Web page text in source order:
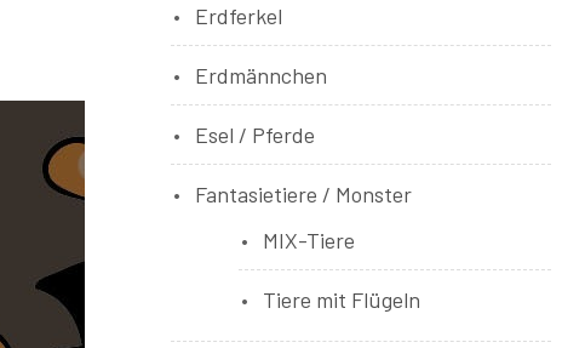
Erdferkel
Erdmännchen
Esel / Pferde
Fantasietiere / Monster
MIX-Tiere
Tiere mit Flügeln